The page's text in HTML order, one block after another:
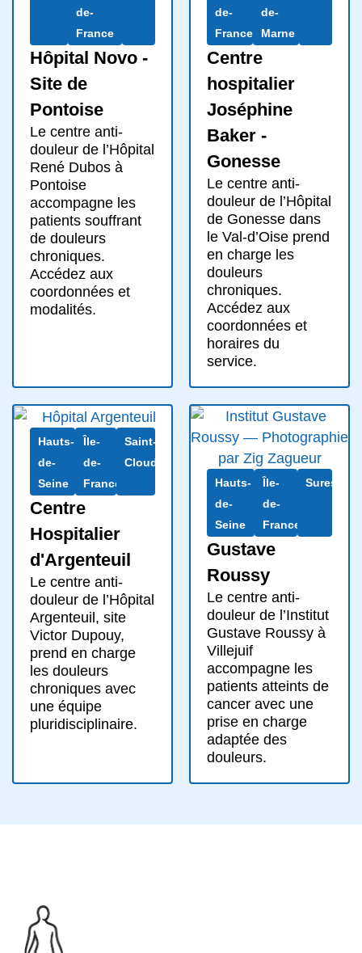
de-
France
Hôpital Novo -
Site de
Pontoise
Le centre anti-
douleur de l’Hôpital
René Dubos à
Pontoise
accompagne les
patients souffrant
de douleurs
chroniques.
Accédez aux
coordonnées et
modalités.
de-
France
de-
Marne
Centre
hospitalier
Joséphine
Baker -
Gonesse
Le centre anti-
douleur de l’Hôpital
de Gonesse dans
le Val-d’Oise prend
en charge les
douleurs
chroniques.
Accédez aux
coordonnées et
horaires du
service.
Hauts-
de-
Seine
Île-
de-
France
Saint-
Cloud
Centre
Hospitalier
d'Argenteuil
Le centre anti-
douleur de l’Hôpital
Argenteuil, site
Victor Dupouy,
prend en charge
les douleurs
chroniques avec
une équipe
pluridisciplinaire.
Hauts-
de-
Seine
Île-
de-
France
Suresnes
Gustave
Roussy
Le centre anti-
douleur de l’Institut
Gustave Roussy à
Villejuif
accompagne les
patients atteints de
cancer avec une
prise en charge
adaptée des
douleurs.